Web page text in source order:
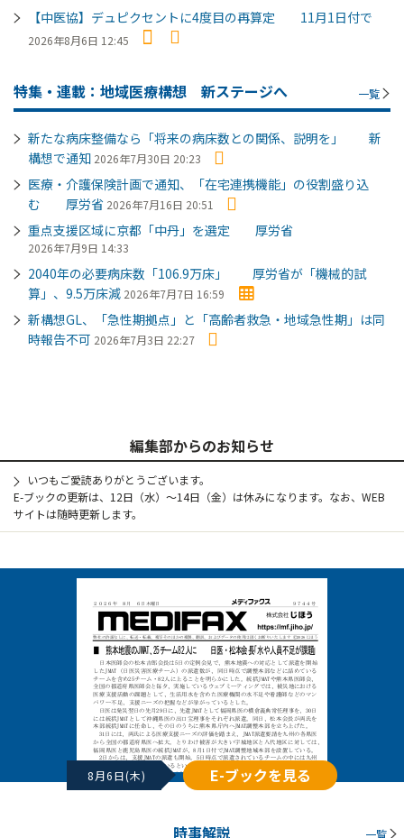
【中医協】デュピクセントに4度目の再算定 11月1日付で
2026年8月6日 12:45
特集・連載：地域医療構想 新ステージへ 一覧
新たな病床整備なら「将来の病床数との関係、説明を」 新
構想で通知 2026年7月30日 20:23
医療・介護保険計画で通知、「在宅連携機能」の役割盛り込
む 厚労省 2026年7月16日 20:51
重点支援区域に京都「中丹」を選定 厚労省
2026年7月9日 14:33
2040年の必要病床数「106.9万床」 厚労省が「機械的試
算」、9.5万床減 2026年7月7日 16:59
新構想GL、「急性期拠点」と「高齢者救急・地域急性期」は同
時報告不可 2026年7月3日 22:27
編集部からのお知らせ
いつもご愛読ありがとうございます。
E-ブックの更新は、12日（水）～14日（金）は休みになります。なお、WEB
サイトは随時更新します。
8月6日(木) E-ブックを見る
時事解説 一覧